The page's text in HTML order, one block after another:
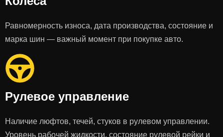
Равномерность износа, дата производства, состояние и
марка шин — важный момент при покупке авто.
Рулевое управление
Наличие люфтов, течей, стуков в рулевом управлении.
Уровень рабочей жидкости, состояние рулевой рейки и